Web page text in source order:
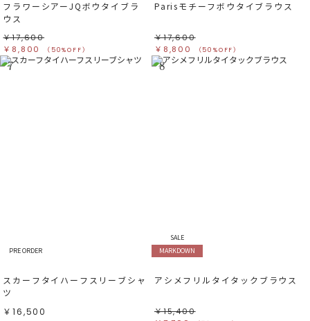
フラワーシアーJQボウタイブラ
ウス
￥17,600
￥8,800
（50%OFF）
Parisモチーフボウタイブラウス
￥17,600
￥8,800
（50%OFF）
7
PRE ORDER
スカーフタイハーフスリーブシャ
ツ
￥16,500
8
SALE
MARKDOWN
アシメフリルタイタックブラウス
￥15,400